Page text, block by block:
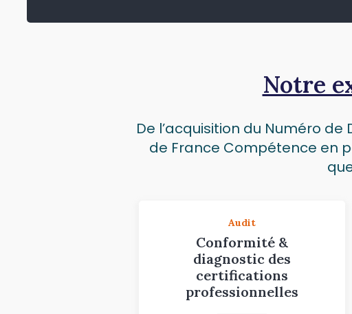
Notre
De l’acquisition du Numéro
de France Compétence en
Audit
Conformité &
diagnostic des
certifications
professionnelles